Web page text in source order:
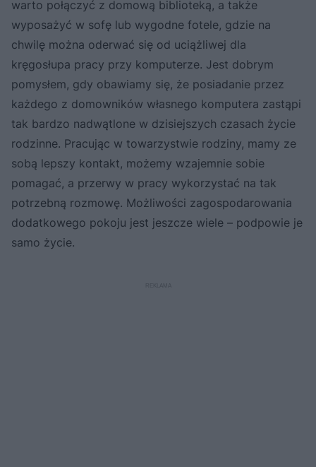
warto połączyć z domową biblioteką, a także
wyposażyć w sofę lub wygodne fotele, gdzie na
chwilę można oderwać się od uciążliwej dla
kręgosłupa pracy przy komputerze. Jest dobrym
pomysłem, gdy obawiamy się, że posiadanie przez
każdego z domowników własnego komputera zastąpi
tak bardzo nadwątlone w dzisiejszych czasach życie
rodzinne. Pracując w towarzystwie rodziny, mamy ze
sobą lepszy kontakt, możemy wzajemnie sobie
pomagać, a przerwy w pracy wykorzystać na tak
potrzebną rozmowę. Możliwości zagospodarowania
dodatkowego pokoju jest jeszcze wiele – podpowie je
samo życie.